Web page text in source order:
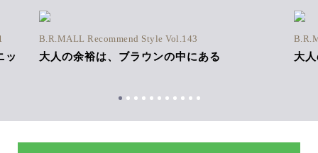
ッ
B.R.MALL Recommend Style Vol.143
大人の余裕は、ブラウンの中にある 大